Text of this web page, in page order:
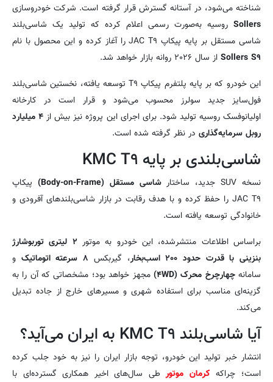
شناخته می‌شود، در آستانه گسترش قرار گرفته است. شرکت خودروسازی
Sollers روسیه به‌صورت رسمی اعلام کرده که تولید یک شاسی‌بلند
شاسی مستقل بر پایه پیکاپ JAC T۹ را آغاز کرده و این محصول با نام
Sollers S۹ از سال ۲۰۲۶ روانه بازار خواهد شد.
این خودرو که بر پایه پلتفرم پیکاپ T۹ توسعه یافته، نخستین شاسی‌بلند
فول‌سایز جدید سولرز محسوب می‌شود و قرار است در کارخانه
اولیانوفسک روسیه تولید شود. برای اجرای این پروژه نیز بیش از ۴ میلیارد
روبل سرمایه‌گذاری در نظر گرفته شده است.
شاسی‌بلندی بر پایه KMC T۹
نسخه SUV جدید، ساختار شاسی مستقل (Body-on-Frame)
پیکاپ
JAC T۹ را حفظ کرده و با هدف رقابت در بازار شاسی‌بلندهای آفرودی و
خانوادگی توسعه یافته است.
براساس اطلاعات منتشرشده، این خودرو به موتور
۲ لیتری توربوشارژ
بنزینی با قدرت حدود ۲۰۰ اسب‌بخار
، گیربکس ۸ سرعته اتوماتیک
و
سامانهچهارچرخ محرک (۴WD)
مجهز خواهد بود؛ مشخصاتی که آن را به
گزینه‌ای مناسب برای استفاده شهری و مسیرهای خارج از جاده تبدیل
می‌کند.
آیا شاسی‌بلند KMC T۹ به ایران می‌آید؟
انتشار خبر تولید این خودرو، توجه بازار ایران را نیز به خود جلب کرده
است؛ چراکه کرمان موتور طی سال‌های اخیر همکاری گسترده‌ای با